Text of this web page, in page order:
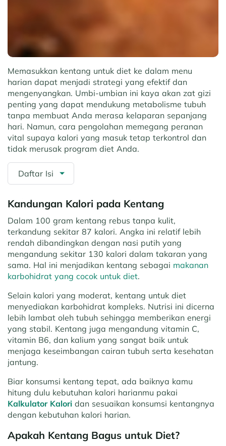
Memasukkan kentang untuk diet ke dalam menu
harian dapat menjadi strategi yang efektif dan
mengenyangkan. Umbi-umbian ini kaya akan zat gizi
penting yang dapat mendukung metabolisme tubuh
tanpa membuat Anda merasa kelaparan sepanjang
hari. Namun, cara pengolahan memegang peranan
vital supaya kalori yang masuk tetap terkontrol dan
tidak merusak program diet Anda.
Daftar Isi
Kandungan Kalori pada Kentang
Dalam 100 gram kentang rebus tanpa kulit,
terkandung sekitar 87 kalori. Angka ini relatif lebih
rendah dibandingkan dengan nasi putih yang
mengandung sekitar 130 kalori dalam takaran yang
sama. Hal ini menjadikan kentang sebagai makanan
karbohidrat yang cocok untuk diet.
Selain kalori yang moderat, kentang untuk diet
menyediakan karbohidrat kompleks. Nutrisi ini dicerna
lebih lambat oleh tubuh sehingga memberikan energi
yang stabil. Kentang juga mengandung vitamin C,
vitamin B6, dan kalium yang sangat baik untuk
menjaga keseimbangan cairan tubuh serta kesehatan
jantung.
Biar konsumsi kentang tepat, ada baiknya kamu
hitung dulu kebutuhan kalori harianmu pakai
Kalkulator Kalori dan sesuaikan konsumsi kentangnya
dengan kebutuhan kalori harian.
Apakah Kentang Bagus untuk Diet?